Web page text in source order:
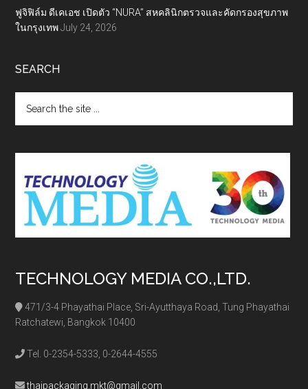
ฟูจิฟิล์ม ดีเคเอช เปิดตัว “NURA” สหคลินิกตรวจและคัดกรองสุขภาพ
ในกรุงเทพ July 24, 2026
SEARCH
the
TECHNOLOGY MEDIA CO.,LTD.
471/3-4 Phayathai Place, Sri-Ayutthaya Road, Tung Phayathai
Ratchatewi, Bangkok 10400
Tel. 0-2354-5333, 0-2644-4555
thaipackaging.mkt@gmail.com